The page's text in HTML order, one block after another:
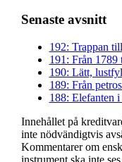
Senaste avsnitt
192: Trappan
191: Från 1789
190: Lätt,
189: Från
188: Elefanten
Innehållet på
inte nödvändigtvis
Kommentarer om
instrument ska inte